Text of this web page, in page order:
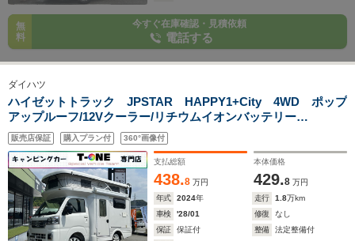
無
料
今すぐ在庫確認・見積依頼
電話する
ダイハツ
ハイゼットトラック JPSTAR HAPPY1+City 4WD ポップ
アップルーフ/12Vクーラー/リチウムイオンバッテリー
400Ah/3000Wインバーター/FFヒーター/ソーラーパネル/電動オ
ーニング/ナビサブ切替スイッチ/ケンウッドナビ/ETC/強化ショ
ック/前後スタビライザー/ドラレコ
販売店保証 購入プラン付 360°画像付
支払総額
438.8 万円
本体価格
429.8 万円
年式
2024年 走行 1.8万km
車検
'28/01 修復
なし
保証
保証付 整備
法定整備付